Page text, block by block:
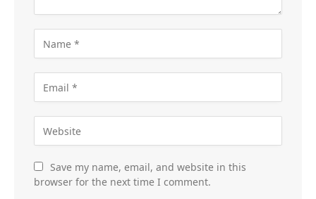
Save my name, email, and website in this
browser for the next time I comment.